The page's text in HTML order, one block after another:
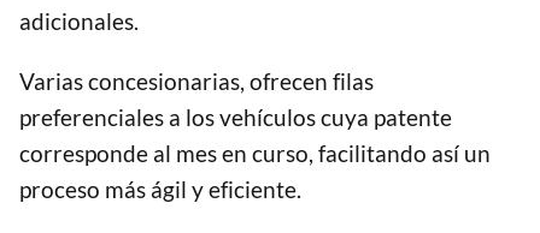
adicionales.
Varias concesionarias, ofrecen filas
preferenciales a los vehículos cuya patente
corresponde al mes en curso, facilitando así un
proceso más ágil y eficiente.